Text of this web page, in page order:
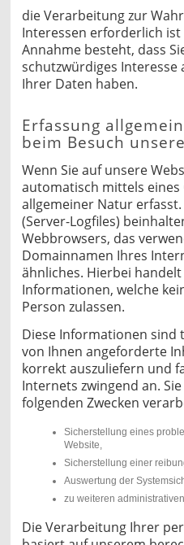
die Verarbeitung zur
Interessen erforderlich
Annahme besteht, dass
schutzwürdiges
Ihrer Daten haben.
Erfassung
beim Besuch
Wenn Sie auf unsere
automatisch mittels
allgemeiner Natur
(Server-Logfiles)
Webbrowsers, das
Domainnamen Ihres
ähnliches. Hierbei
Informationen, welche
Person zulassen.
Diese Informationen sind
von Ihnen angeforderte
korrekt auszuliefern und
Internets zwingend an.
folgenden Zwecken
Sicherstellung eines
Website,
Sicherstellung einer
Auswertung der
zu weiteren
Die Verarbeitung Ihrer